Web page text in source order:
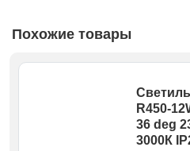
Похожие товары
R450-
36 deg
3000К